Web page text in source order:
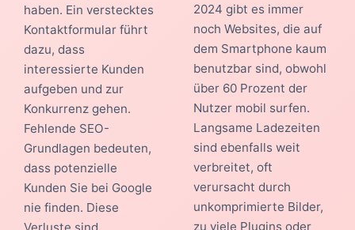
haben. Ein verstecktes
Kontaktformular führt
dazu, dass
interessierte Kunden
aufgeben und zur
Konkurrenz gehen.
Fehlende SEO-
Grundlagen bedeuten,
dass potenzielle
Kunden Sie bei Google
nie finden. Diese
2024 gibt es immer
noch Websites, die auf
dem Smartphone kaum
benutzbar sind, obwohl
über 60 Prozent der
Nutzer mobil surfen.
Langsame Ladezeiten
sind ebenfalls weit
verbreitet, oft
verursacht durch
unkomprimierte Bilder,
zu viele Plugins oder